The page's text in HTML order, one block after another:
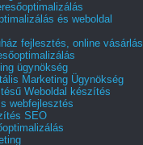
és weboldal
fejlesztés, online vásárlás
ügynökség
Marketing Ügynökség
Weboldal készítés
webfejlesztés
SEO